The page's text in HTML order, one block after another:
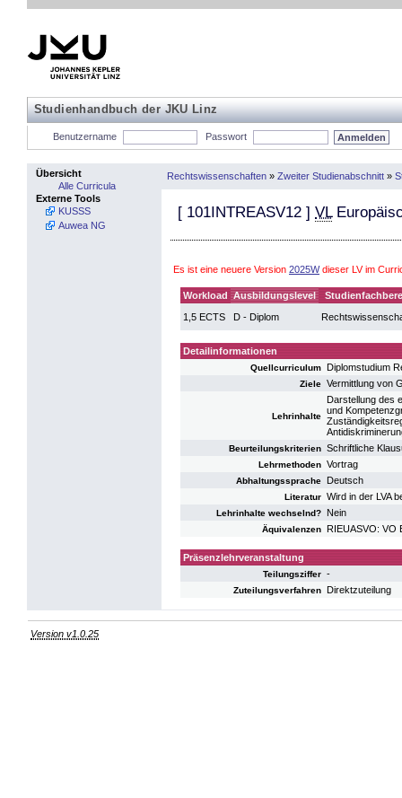
Studienhandbuch der JKU Linz
Benutzername Passwort
Übersicht
Alle Curricula
Externe Tools
KUSSS
Auwea NG
Rechtswissenschaften » Zweiter Studienabschnitt »
[ 101INTREASV12 ] VL
Es ist eine neuere Version 2025Wdieser LV im
Workload Ausbildungslevel
1,5 ECTS
D - Diplom
Detailinformationen
Quellcurriculum Diplomstudium
Ziele Vermittlung von
Lehrinhalte
Darstellung des
und
Beurteilungskriterien Schriftliche
Lehrmethoden Vortrag
Abhaltungssprache Deutsch
Literatur Wird in der LVA
Lehrinhalte wechselnd? Nein
Äquivalenzen RIEUASVO: VO
Präsenzlehrveranstaltung
Teilungsziffer -
Zuteilungsverfahren Direktzuteilung
Version v1.0.25